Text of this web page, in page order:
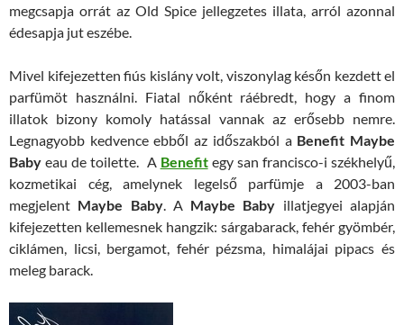
megcsapja orrát az Old Spice jellegzetes illata, arról azonnal
édesapja jut eszébe.
Mivel kifejezetten fiús kislány volt, viszonylag későn kezdett el
parfümöt használni. Fiatal nőként ráébredt, hogy a finom
illatok bizony komoly hatással vannak az erősebb nemre.
Legnagyobb kedvence ebből az időszakból aBenefit Maybe
Baby eau de toilette. A Benefitegy san francisco-i székhelyű,
kozmetikai cég, amelynek legelső parfümje a 2003-ban
megjelent Maybe Baby. A Maybe Baby illatjegyei alapján
kifejezetten kellemesnek hangzik: sárgabarack, fehér gyömbér,
ciklámen, licsi, bergamot, fehér pézsma, himalájai pipacs és
meleg barack.